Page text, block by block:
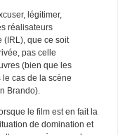
légitimer,
réalisateurs
(IRL), que ce soit
pas celle
(bien que les
cas de la scène
Brando).
le film est en fait la
de domination et